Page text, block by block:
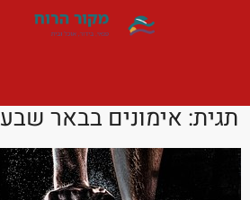
תגית: אימונים בבאר שבע